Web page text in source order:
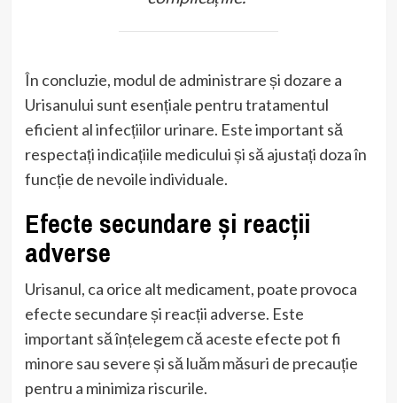
În concluzie, modul de administrare și dozare a
Urisanului sunt esențiale pentru tratamentul
eficient al infecțiilor urinare. Este important să
respectați indicațiile medicului și să ajustați doza în
funcție de nevoile individuale.
Efecte secundare și reacții
adverse
Urisanul, ca orice alt medicament, poate provoca
efecte secundare și reacții adverse. Este
important să înțelegem că aceste efecte pot fi
minore sau severe și să luăm măsuri de precauție
pentru a minimiza riscurile.